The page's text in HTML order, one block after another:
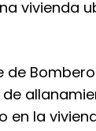
vivienda
en la